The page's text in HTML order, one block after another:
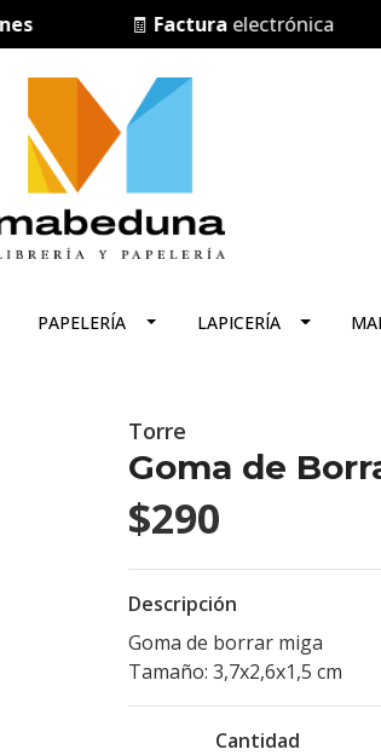
Facturaelectrónica
PAPELERÍA LAPICERÍA
Torre
Goma de
$290
Descripción
Goma de borrar miga
Tamaño: 3,7x2,6x1,5 cm
Cantidad